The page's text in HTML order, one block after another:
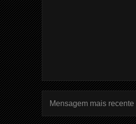
Mensagem mais recente